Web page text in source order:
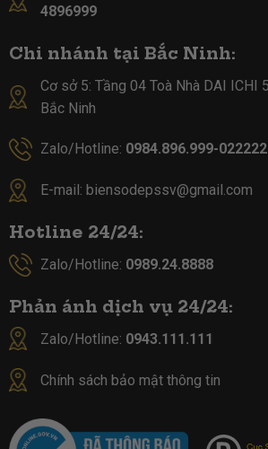
4896999
Chi nhánh tại Bắc Ninh:
Cơ sở 5: Tầng 04 Toà Nhà DAI ICHI
Bắc Ninh
Zalo/Hotline: 0984.896.999-
E-mail: biensodepssv@gmail.com
Hotline 24/24:
Zalo/Hotline: 0989.24.8888
Phản ánh dịch vụ 24/24:
Zalo/Hotline: 0943.111.111
Chính sách bảo mật thông tin